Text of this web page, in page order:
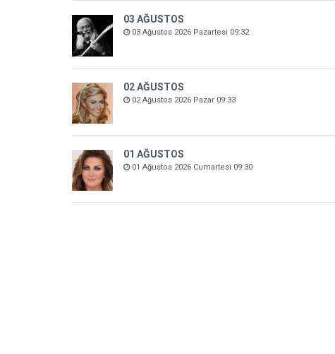
03 AĞUSTOS
03 Ağustos 2026 Pazartesi 09:32
02 AĞUSTOS
02 Ağustos 2026 Pazar 09:33
01 AĞUSTOS
01 Ağustos 2026 Cumartesi 09:30